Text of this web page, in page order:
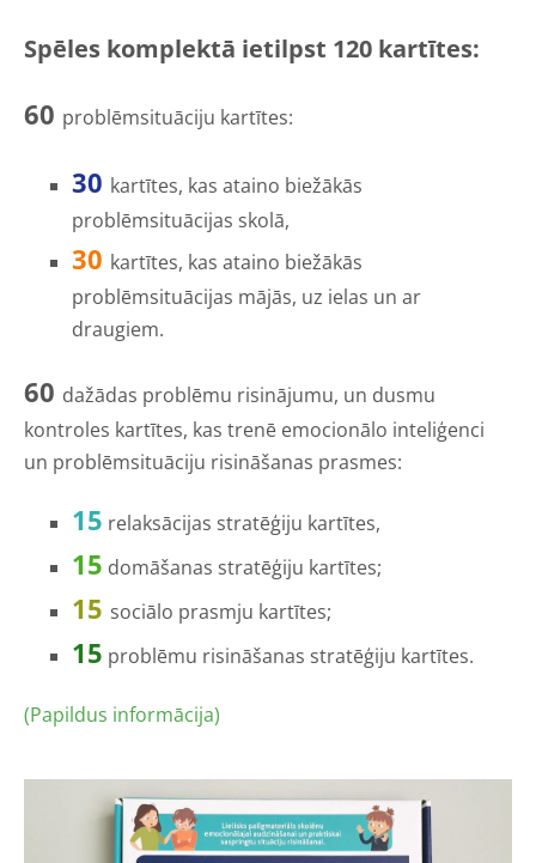
Spēles komplektā ietilpst 120 kartītes:
60 problēmsituāciju kartītes:
30 kartītes, kas ataino biežākās
problēmsituācijas skolā,
30 kartītes, kas ataino biežākās
problēmsituācijas mājās, uz ielas un ar
draugiem.
60 dažādas problēmu risinājumu, un dusmu
kontroles kartītes, kas trenē emocionālo inteliģenci
un problēmsituāciju risināšanas prasmes:
15 relaksācijas stratēģiju kartītes,
15 domāšanas stratēģiju kartītes;
15 sociālo prasmju kartītes;
15 problēmu risināšanas stratēģiju kartītes.
(Papildus informācija)